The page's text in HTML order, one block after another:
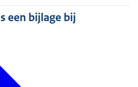
een bijlage bij